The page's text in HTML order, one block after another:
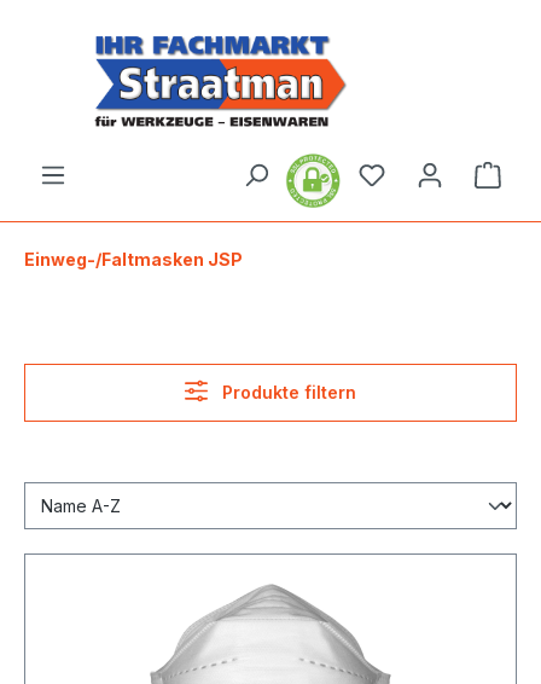
Einweg-/Faltmasken JSP
Produkte filtern